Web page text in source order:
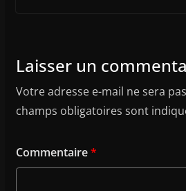
Laisser un
Votre adresse e-mail ne sera
champs obligatoires sont
Commentaire*